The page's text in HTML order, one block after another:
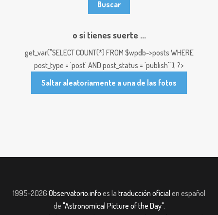
o si tienes suerte ...
get_var("SELECT COUNT(*) FROM $wpdb->posts WHERE
post_type = 'post' AND post_status = 'publish'"); ?>
Saltar aleatoriamente a una de las fotos
1995-2026 Observatorio.info es la traducción oficial en español
de "Astronomical Picture of the Day".